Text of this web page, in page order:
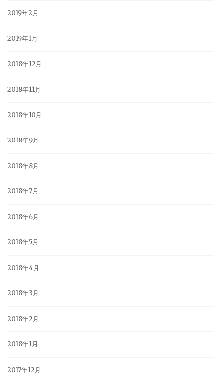
2019年2月
2019年1月
2018年12月
2018年11月
2018年10月
2018年9月
2018年8月
2018年7月
2018年6月
2018年5月
2018年4月
2018年3月
2018年2月
2018年1月
2017年12月